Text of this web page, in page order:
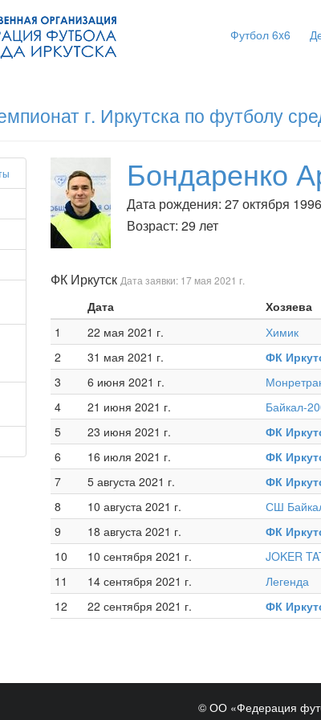
Футбол 6x6
г. Иркутска по футболу
Бондаренко
Дата рождения: 27 октября
Возраст: 29 лет
ФК Иркутск Дата заявки: 17 мая 2021 г.
Дата Хозяева
1
22 мая 2021 г. Химик
2
31 мая 2021 г. ФК
3
6 июня 2021 г.
4
21 июня 2021 г. Байкал-
5
23 июня 2021 г. ФК
6
16 июля 2021 г. ФК
7
5 августа 2021 г. ФК
8
10 августа 2021 г. СШ
9
18 августа 2021 г. ФК
10
10 сентября 2021 г. JOKER
11
14 сентября 2021 г. Легенда
12
22 сентября 2021 г. ФК
© ОО «Федерация